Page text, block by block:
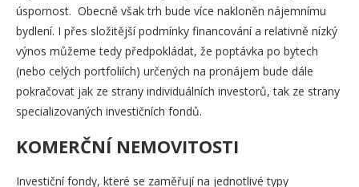
úspornost. Obecně však trh bude více nakloněn nájemnímu
bydlení. I přes složitější podmínky financování a relativně nízký
výnos můžeme tedy předpokládat, že poptávka po bytech
(nebo celých portfoliích) určených na pronájem bude dále
pokračovat jak ze strany individuálních investorů, tak ze strany
specializovaných investičních fondů.
KOMERČNÍ NEMOVITOSTI
Investiční fondy, které se zaměřují na jednotlivé typy